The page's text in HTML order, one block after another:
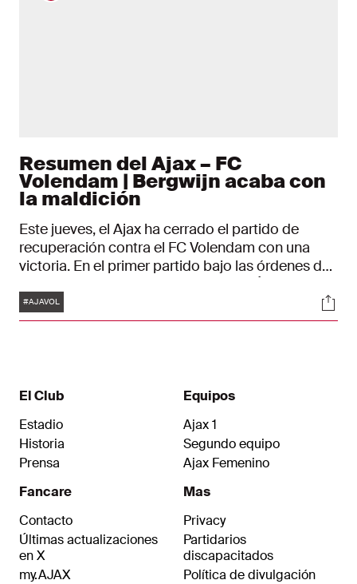
Resumen del Ajax – FC
Volendam | Bergwijn acaba con
la maldición
Este jueves, el Ajax ha cerrado el partido de
recuperación contra el FC Volendam con una
victoria. En el primer partido bajo las órdenes del
ganaron por 2-0. El capitán Steven Bergwijn
rompió la mala racha del equipo en la segunda
Etiquetas
#AJAVOL
El Club
Estadio
Historia
Prensa
Fancare
Contacto
Últimas actualizaciones
en X
my.AJAX
Equipos
Ajax 1
Segundo equipo
Ajax Femenino
Mas
Privacy
Partidarios
discapacitados
Política de divulgación